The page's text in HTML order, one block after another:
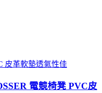
皮革軟墊透氣性佳
電競椅凳 PVC皮